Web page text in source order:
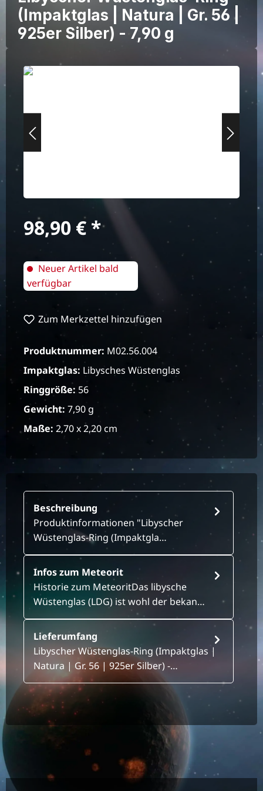
(Impaktglas | Natura | Gr. 56 |
925er Silber) - 7,90 g
Bildergalerie überspringen
Regulärer Preis:
98,90 €
Neuer Artikel bald
verfügbar
Zum Merkzettel hinzufügen
Produktnummer: M02.56.004
Impaktglas: Libysches Wüstenglas
Ringgröße: 56
Gewicht: 7,90 g
Maße: 2,70 x 2,20 cm
Beschreibung
Produktinformationen "Libyscher
Wüstenglas-Ring (Impaktgla…
Infos zum Meteorit
Historie zum MeteoritDas libysche
Wüstenglas (LDG) ist wohl der bekan…
Lieferumfang
Libyscher Wüstenglas-Ring (Impaktglas |
Natura | Gr. 56 | 925er Silber) -…